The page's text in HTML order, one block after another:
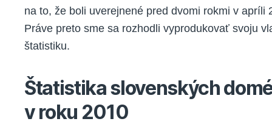
na to, že boli uverejnené pred dvomi rokmi v apríli
Práve preto sme sa rozhodli vyprodukovať svoju
štatistiku.
Štatistika slovenských
v roku 2010